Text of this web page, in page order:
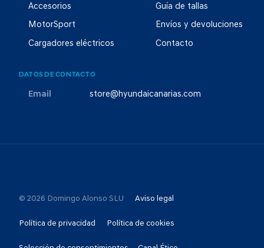
Accesorios
MotorSport
Cargadores eléctricos
Guía de tallas
Envíos y devoluciones
Contacto
DATOS DE CONTACTO
Email store@hyundaicanarias.com
© 2026 Domingo Alonso SLU Aviso legal
Política de privacidad Política de cookies